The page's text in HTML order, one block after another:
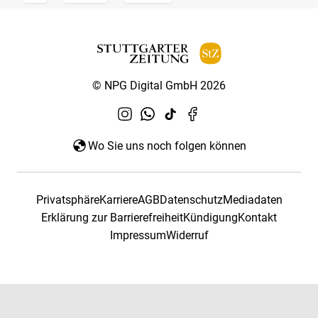
© NPG Digital GmbH 2026
Wo Sie uns noch folgen können
PrivatsphäreKarriereAGBDatenschutzMediadaten
Erklärung zur BarrierefreiheitKündigungKontakt
ImpressumWiderruf